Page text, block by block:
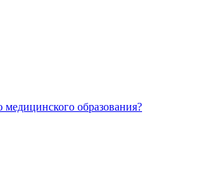
образования?